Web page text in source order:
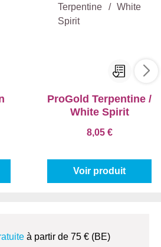
ProGold Terpentine /
White Spirit
8,05 €
Voir produit
à partir de 75 € (BE)